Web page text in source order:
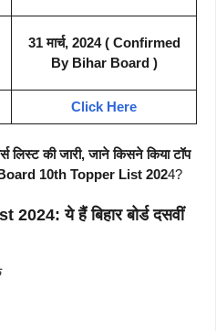
31 मार्च, 2024 ( Confirmed
By Bihar Board )
Click Here
लिस्ट की जारी, जाने किसने किया टॉप
Board 10th Topper List 2024?
ये हैं बिहार बोर्ड दसवीं